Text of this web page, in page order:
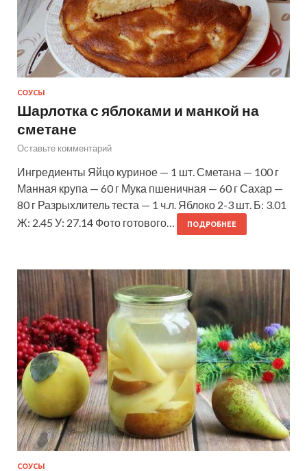
СОУСЫ
Шарлотка с яблоками и манкой на
сметане
Оставьте комментарий
Ингредиенты Яйцо куриное — 1 шт. Сметана — 100 г
Манная крупа — 60 г Мука пшеничная — 60 г Сахар —
80 г Разрыхлитель теста — 1 ч.л. Яблоко 2-3 шт. Б: 3.01
Ж: 2.45 У: 27.14 Фото готового…
ПОДРОБНЕЕ
СОУСЫ